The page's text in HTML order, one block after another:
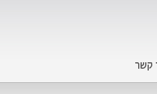
קשר